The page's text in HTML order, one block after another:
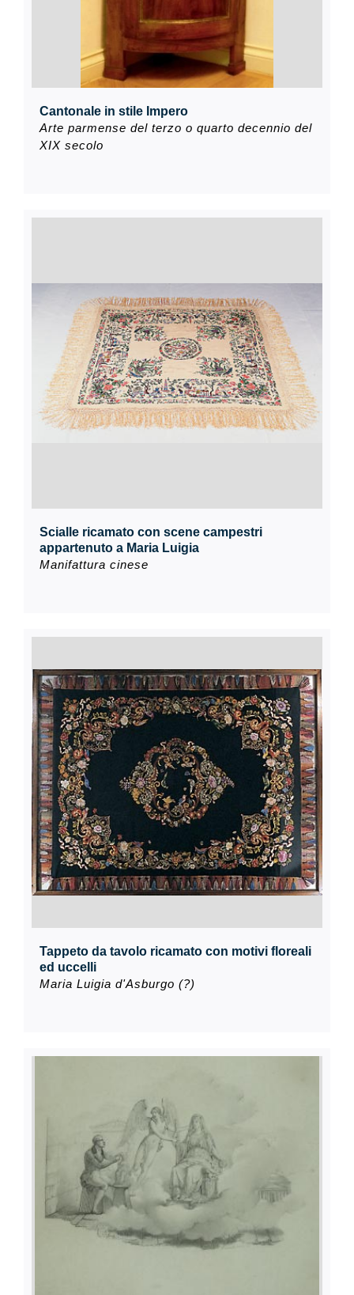
Cantonale in stile Impero
Arte parmense del terzo o quarto decennio del
XIX secolo
Scialle ricamato con scene campestri
appartenuto a Maria Luigia
Manifattura cinese
Tappeto da tavolo ricamato con motivi floreali
ed uccelli
Maria Luigia d'Asburgo (?)